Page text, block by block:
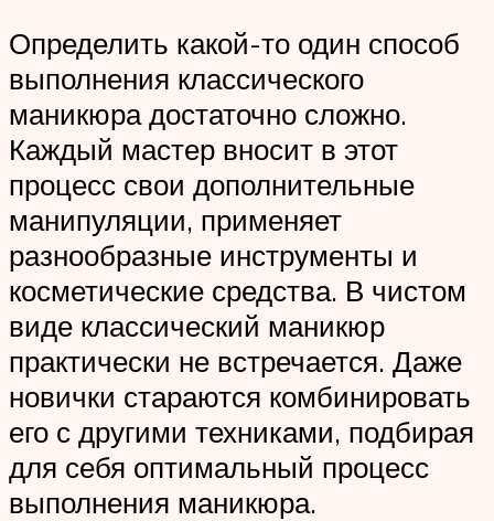
Определить какой-то один способ
выполнения классического
маникюра достаточно сложно.
Каждый мастер вносит в этот
процесс свои дополнительные
манипуляции, применяет
разнообразные инструменты и
косметические средства. В чистом
виде классический маникюр
практически не встречается. Даже
новички стараются комбинировать
его с другими техниками, подбирая
для себя оптимальный процесс
выполнения маникюра.